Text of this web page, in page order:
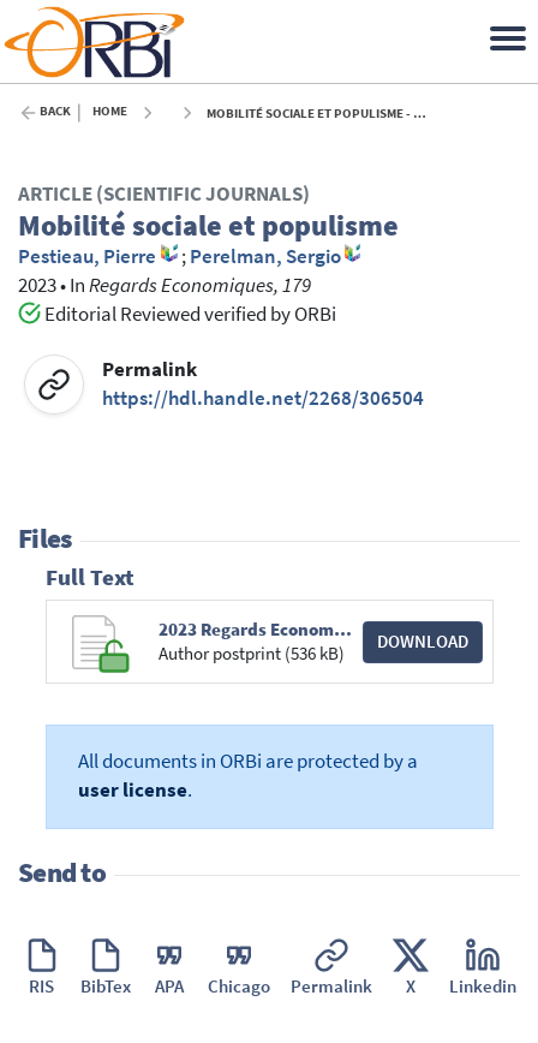
BACK HOME MOBILITÉ SOCIALE ET POPULISME - 2023
ARTICLE (SCIENTIFIC JOURNALS)
Mobilité sociale et populisme
Pestieau, Pierre ;Perelman, Sergio
2023•InRegards Economiques, 179
Editorial Reviewed verified by ORBi
Permalink
https://hdl.handle.net/2268/306504
Files
Full Text
2023 Regards Economiques reco_232.pdf
Author postprint (536 kB)
DOWNLOAD
All documents in ORBi are protected by a
user license.
Send to
RIS BibTex APA Chicago Permalink X Linkedin